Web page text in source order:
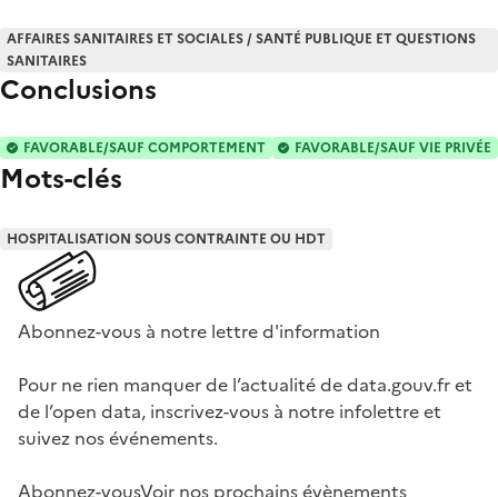
AFFAIRES SANITAIRES ET SOCIALES / SANTÉ PUBLIQUE ET QUESTIONS
SANITAIRES
Conclusions
FAVORABLE/SAUF COMPORTEMENT FAVORABLE/SAUF VIE PRIVÉE
Mots-clés
HOSPITALISATION SOUS CONTRAINTE OU HDT
Abonnez-vous à notre lettre d'information
Pour ne rien manquer de l’actualité de data.gouv.fr et
de l’open data, inscrivez-vous à notre infolettre et
suivez nos événements.
Abonnez-vousVoir nos prochains évènements